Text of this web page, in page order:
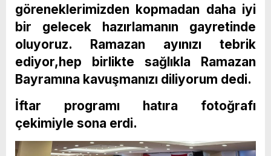
göreneklerimizden kopmadan daha iyi
bir gelecek hazırlamanın gayretinde
oluyoruz. Ramazan ayınızı tebrik
ediyor,hep birlikte sağlıkla Ramazan
Bayramına kavuşmanızı diliyorum dedi.
İftar programı hatıra fotoğrafı
çekimiyle sona erdi.